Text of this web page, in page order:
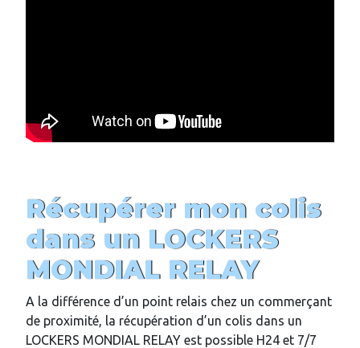
Récupérer mon colis
dans un LOCKERS
MONDIAL RELAY
A la différence d’un point relais chez un commerçant
de proximité, la récupération d’un colis dans un
LOCKERS MONDIAL RELAY est possible H24 et 7/7